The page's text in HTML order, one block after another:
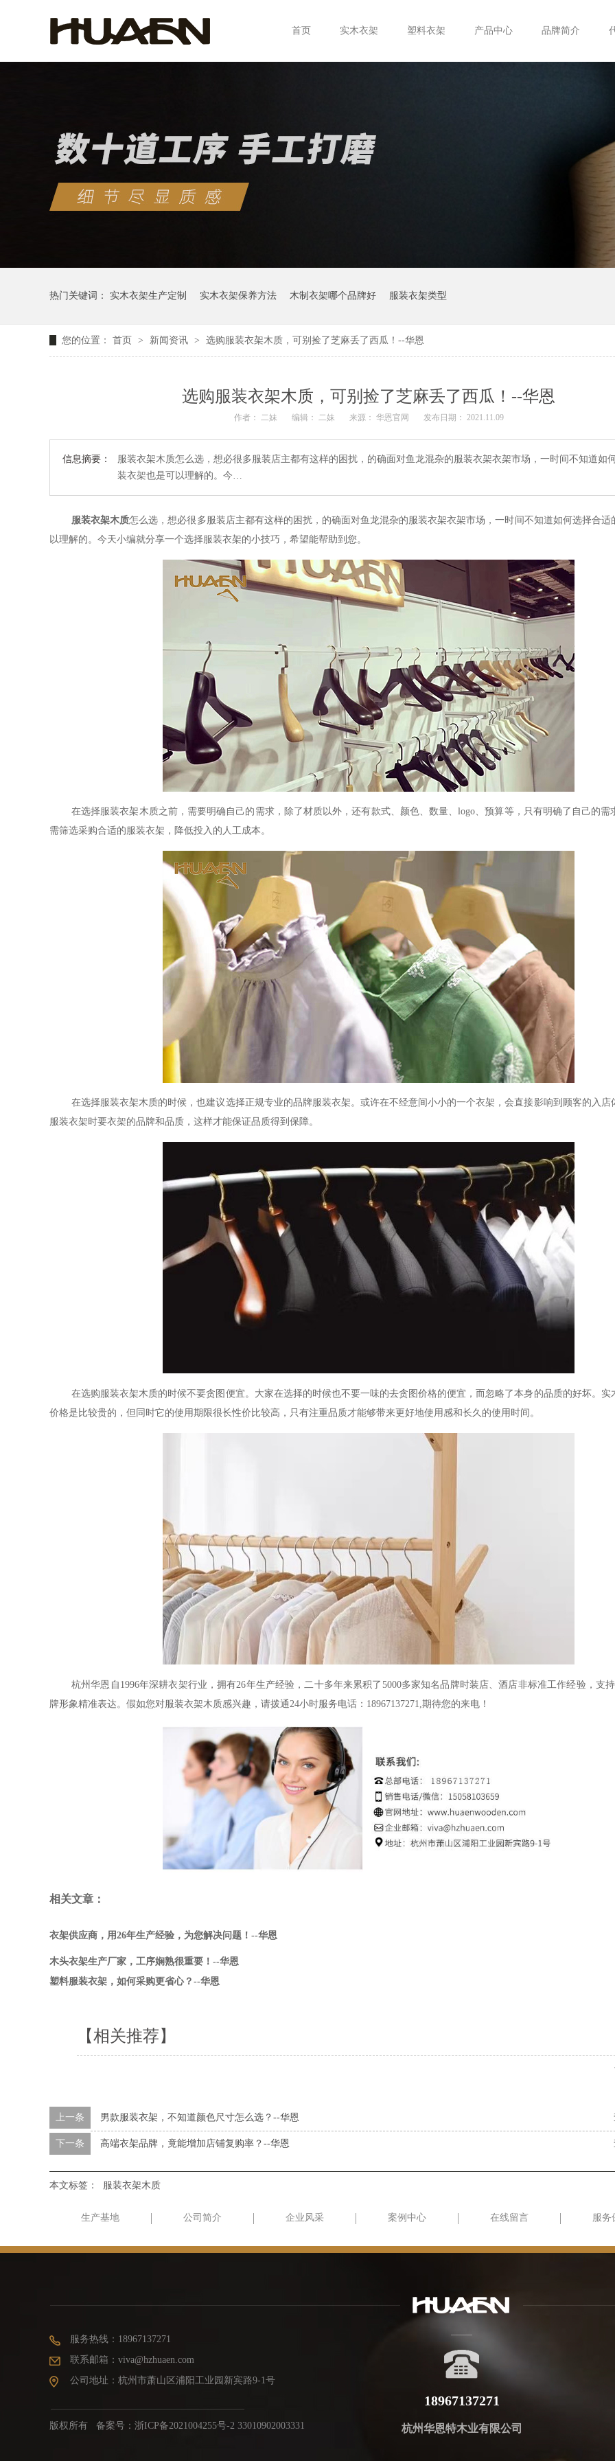
首页 实木衣架 塑料衣架 产品中心 品牌简介
热门关键词： 实木衣架生产定制 实木衣架保养方法 木制衣架哪个品牌好 服装衣架类型
您的位置： 首页 > 新闻资讯 > 选购服装衣架木质，可别捡了芝麻丢了西瓜！--华恩
选购服装衣架木质，可别捡了芝麻丢了西瓜！--华恩
作者： 二妹 编辑： 二妹 来源： 华恩官网 发布日期： 2021.11.09
信息摘要：
服装衣架木质怎么选，想必很多服装店主都有这样的困扰，的确面对鱼龙混杂的服装衣架衣架市场，一时间不知道如
装衣架也是可以理解的。今…
服装衣架木质怎么选，想必很多服装店主都有这样的困扰，的确面对鱼龙混杂的服装衣架衣架市场，一时间不知道如何选择合适
以理解的。今天小编就分享一个选择服装衣架的小技巧，希望能帮助到您。
在选择服装衣架木质之前，需要明确自己的需求，除了材质以外，还有款式、颜色、数量、logo、预算等，只有明确了自己的需
需筛选采购合适的服装衣架，降低投入的人工成本。
在选择服装衣架木质的时候，也建议选择正规专业的品牌服装衣架。或许在不经意间小小的一个衣架，会直接影响到顾客的入店
服装衣架时要衣架的品牌和品质，这样才能保证品质得到保障。
在选购服装衣架木质的时候不要贪图便宜。大家在选择的时候也不要一味的去贪图价格的便宜，而忽略了本身的品质的好坏。实
价格是比较贵的，但同时它的使用期限很长性价比较高，只有注重品质才能够带来更好地使用感和长久的使用时间。
杭州华恩自 1996年深耕衣架行业，拥有26年生产经验，二十多年来累积了5000多家知名品牌时装店、酒店非标准工作经验，支
牌形象精准表达。假如您对服装衣架木质感兴趣，请拨通24小时服务电话：18967137271,期待您的来电！
相关文章：
衣架供应商，用26年生产经验，为您解决问题！--华恩
木头衣架生产厂家，工序娴熟很重要！--华恩
塑料服装衣架，如何采购更省心？--华恩
【相关推荐】
上一条 男款服装衣架，不知道颜色尺寸怎么选？--华恩
下一条 高端衣架品牌，竟能增加店铺复购率？--华恩
本文标签： 服装衣架木质
生产基地 公司简介 企业风采 案例中心 在线留言 服务
服务热线：18967137271
联系邮箱：viva@hzhuaen.com
公司地址：杭州市萧山区浦阳工业园新宾路9-1号
版权所有 备案号： 浙ICP备2021004255号-2 33010902003331
18967137271
杭州华恩特木业有限公司